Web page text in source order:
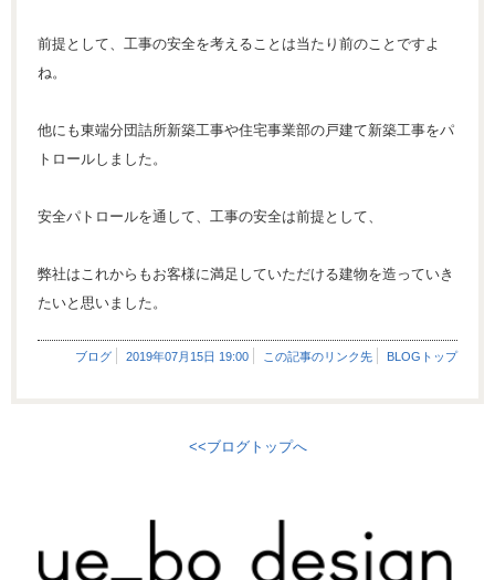
前提として、工事の安全を考えることは当たり前のことですよ
ね。
他にも東端分団詰所新築工事や住宅事業部の戸建て新築工事をパ
トロールしました。
安全パトロールを通して、工事の安全は前提として、
弊社はこれからもお客様に満足していただける建物を造っていき
たいと思いました。
ブログ 2019年07月15日 19:00 この記事のリンク先 BLOGトップ
<<ブログトップへ